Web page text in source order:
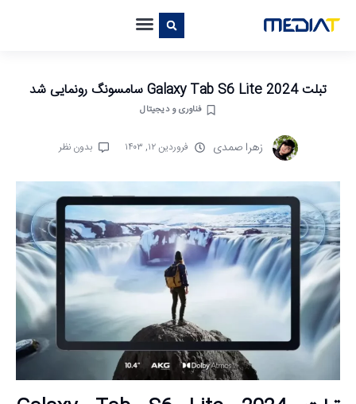
تبلت Galaxy Tab S6 Lite 2024 سامسونگ رونمایی شد
فناوری و دیجیتال
زهرا صمدی فروردین ۱۲, ۱۴۰۳ بدون نظر